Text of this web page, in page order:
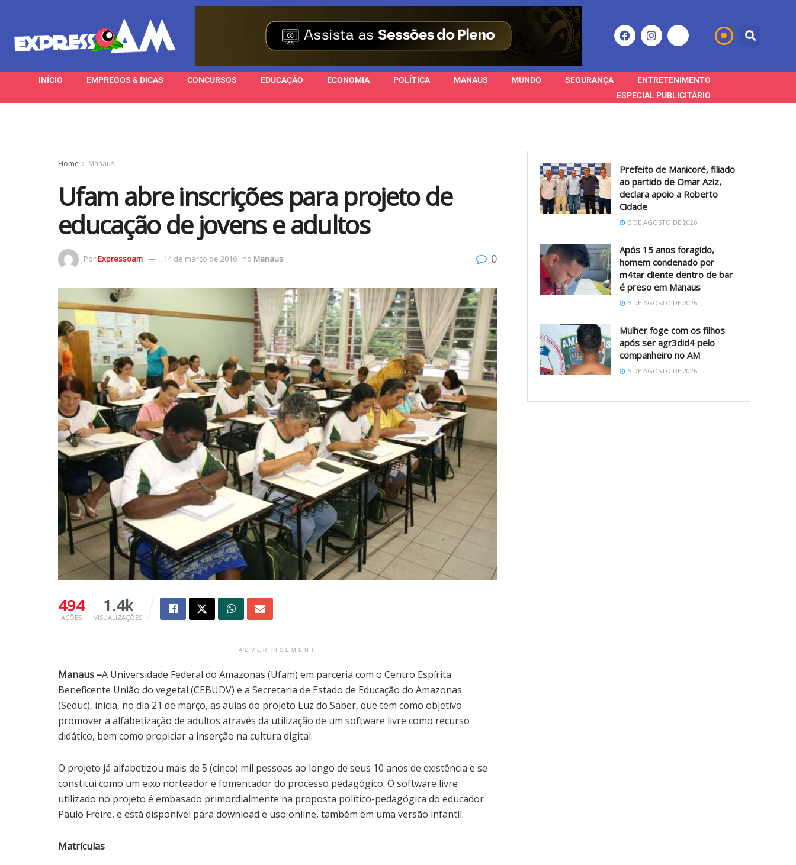
INÍCIO EMPREGOS & DICAS CONCURSOS EDUCAÇÃO ECONOMIA POLÍTICA MANAUS MUNDO SEGURANÇA
ENTRETENIMENTO
ESPECIAL PUBLICITÁRIO
Home Manaus
Ufam abre inscrições para projeto de
educação de jovens e adultos
PorExpressoam 14 de março de 2016 no Manaus 0
494
AÇÕES
1.4k
VISUALIZAÇÕES
ADVERTISEMENT
Manaus –A Universidade Federal do Amazonas (Ufam) em parceria com o Centro Espírita
Beneficente União do vegetal (CEBUDV) e a Secretaria de Estado de Educação do Amazonas
(Seduc), inicia, no dia 21 de março, as aulas do projeto Luz do Saber, que tem como objetivo
promover a alfabetização de adultos através da utilização de um software livre como recurso
didático, bem como propiciar a inserção na cultura digital.
O projeto já alfabetizou mais de 5 (cinco) mil pessoas ao longo de seus 10 anos de existência e se
constitui como um eixo norteador e fomentador do processo pedagógico. O software livre
utilizado no projeto é embasado primordialmente na proposta político-pedagógica do educador
Paulo Freire, e está disponível para download e uso online, também em uma versão infantil.
Matrículas
Prefeito de Manicoré, filiado
ao partido de Omar Aziz,
declara apoio a Roberto
Cidade
5 DE AGOSTO DE 2026
Após 15 anos foragido,
homem condenado por
m4tar cliente dentro de bar
é preso em Manaus
5 DE AGOSTO DE 2026
Mulher foge com os filhos
após ser agr3did4 pelo
companheiro no AM
5 DE AGOSTO DE 2026